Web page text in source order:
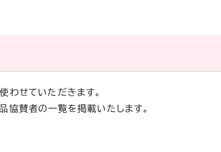
わせていただきます。
協賛者の一覧を掲載いたします。